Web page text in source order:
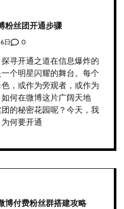
粉丝团开通步骤
日 0
寻开通之道在信息爆炸的
个明星闪耀的舞台。每个
，或作为旁观者，或作为
何在微博这片广阔天地
的秘密花园呢？今天，我
何要开通
博付费粉丝群搭建攻略